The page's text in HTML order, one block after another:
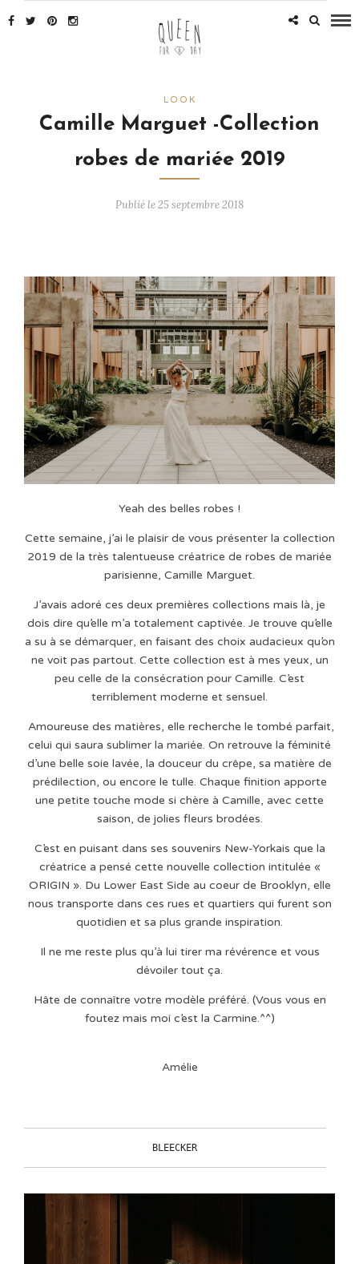
LOOK
Camille Marguet -Collection
robes de mariée 2019
Publié le 25 septembre 2018
Yeah des belles robes !
Cette semaine, j’ai le plaisir de vous présenter la collection
2019 de la très talentueuse créatrice de robes de mariée
parisienne, Camille Marguet.
J’avais adoré ces deux premières collections mais là, je
dois dire qu’elle m’a totalement captivée. Je trouve qu’elle
a su à se démarquer, en faisant des choix audacieux qu’on
ne voit pas partout. Cette collection est à mes yeux, un
peu celle de la consécration pour Camille. C’est
terriblement moderne et sensuel.
Amoureuse des matières, elle recherche le tombé parfait,
celui qui saura sublimer la mariée. On retrouve la féminité
d’une belle soie lavée, la douceur du crêpe, sa matière de
prédilection, ou encore le tulle. Chaque finition apporte
une petite touche mode si chère à Camille, avec cette
saison, de jolies fleurs brodées.
C’est en puisant dans ses souvenirs New-Yorkais que la
créatrice a pensé cette nouvelle collection intitulée «
ORIGIN ». Du Lower East Side au coeur de Brooklyn, elle
nous transporte dans ces rues et quartiers qui furent son
quotidien et sa plus grande inspiration.
Il ne me reste plus qu’à lui tirer ma révérence et vous
dévoiler tout ça.
Hâte de connaître votre modèle préféré. (Vous vous en
foutez mais moi c’est la Carmine.^^)
Amélie
BLEECKER